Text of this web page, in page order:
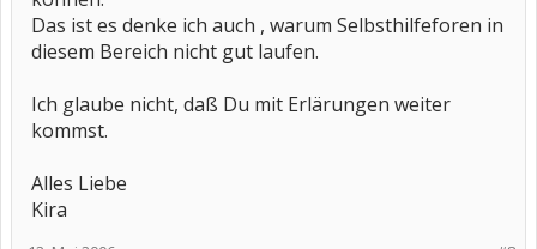
Das ist es denke ich auch , warum Selbsthilfeforen in
diesem Bereich nicht gut laufen.
Ich glaube nicht, daß Du mit Erlärungen weiter
kommst.
Alles Liebe
Kira